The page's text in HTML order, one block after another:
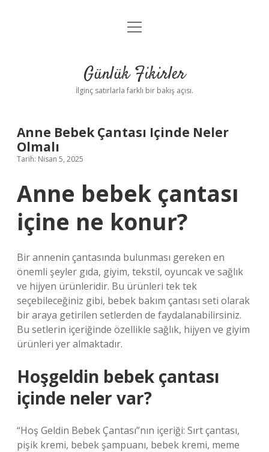
Anasayfa
Yasal Uyarı
menüyü
Günlük Fikirler
İlginç satırlarla farklı bir bakış açısı.
Anne Bebek Çantası Içinde Neler
Olmalı
Tarih: Nisan 5, 2025
Anne bebek çantası
içine ne konur?
Bir annenin çantasında bulunması gereken en
önemli şeyler gıda, giyim, tekstil, oyuncak ve sağlık
ve hijyen ürünleridir. Bu ürünleri tek tek
seçebileceğiniz gibi, bebek bakım çantası seti olarak
bir araya getirilen setlerden de faydalanabilirsiniz.
Bu setlerin içeriğinde özellikle sağlık, hijyen ve giyim
ürünleri yer almaktadır.
Hoşgeldin bebek çantası
içinde neler var?
“Hoş Geldin Bebek Çantası”nın içeriği: Sırt çantası,
pişik kremi, bebek şampuanı, bebek kremi, meme